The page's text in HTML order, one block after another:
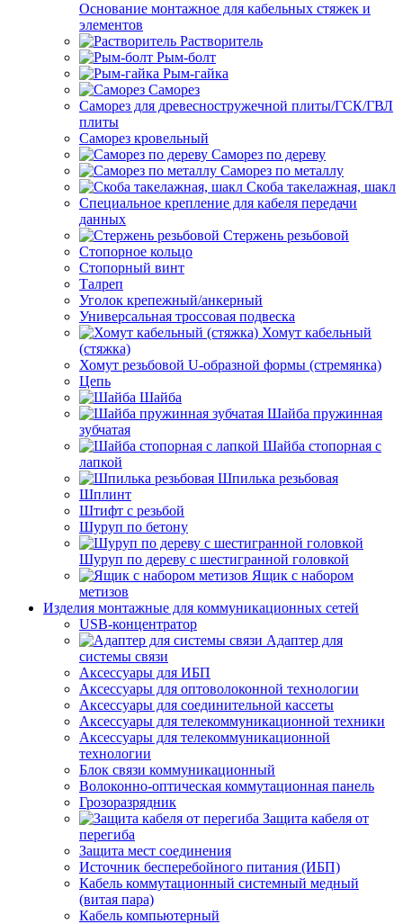
Основание монтажное для кабельных стяжек и
элементов
Растворитель
Рым-болт
Рым-гайка
Саморез
Саморез для древесностружечной плиты/ГСК/ГВЛ
плиты
Саморез кровельный
Саморез по дереву
Саморез по металлу
Скоба такелажная, шакл
Специальное крепление для кабеля передачи
данных
Стержень резьбовой
Стопорное кольцо
Стопорный винт
Талреп
Уголок крепежный/анкерный
Универсальная троссовая подвеска
Хомут кабельный
(стяжка)
Хомут резьбовой U-образной формы (стремянка)
Цепь
Шайба
Шайба пружинная
зубчатая
Шайба стопорная с
лапкой
Шпилька резьбовая
Шплинт
Штифт с резьбой
Шуруп по бетону
Шуруп по дереву с шестигранной головкой
Ящик с набором
метизов
Изделия монтажные для коммуникационных сетей
USB-концентратор
Адаптер для
системы связи
Аксессуары для ИБП
Аксессуары для оптоволоконной технологии
Аксессуары для соединительной кассеты
Аксессуары для телекоммуникационной техники
Аксессуары для телекоммуникационной
технологии
Блок связи коммуникационный
Волоконно-оптическая коммутационная панель
Грозоразрядник
Защита кабеля от
перегиба
Защита мест соединения
Источник бесперебойного питания (ИБП)
Кабель коммутационный системный медный
(витая пара)
Кабель компьютерный